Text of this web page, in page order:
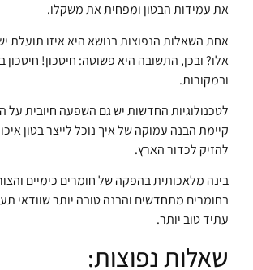
את עמידות הבטון ומפחית את משקלו.
אחת השאלות הנפוצות בנושא היא איזו תועלת
אלו? ובכן, התשובה היא פשוטה: חיסכון! חיסכון
ובמקורות.
לטכנולוגיות החדשות יש גם השפעה חיובית על
קיימת הבנה עמוקה של איך נוכל לייצר בטון
להזיק לכדור הארץ.
בינה מלאכותית בהפקה של חומרים כימיים
בחומרים מתחדשים והבנה טובה יותר שוודאי
עתיד טוב יותר.
שאלות נפוצות: